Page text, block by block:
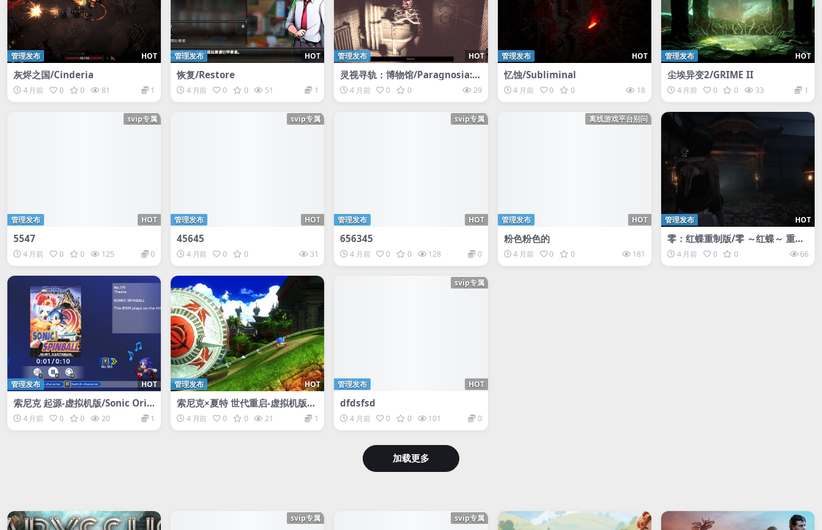
HOT
管理发布
灰烬之国/Cinderia
4 月前 0 0 81 1
HOT
管理发布
恢复/Restore
4 月前 0 0 51 1
HOT
管理发布
灵视寻轨：博物馆/Paragnosia:
Museum
4 月前 0 0 29
HOT
管理发布
忆蚀/Subliminal
4 月前 0 0 18
HOT
管理发布
尘埃异变2/GRIME II
4 月前 0 0 33 1
svip专属
HOT
管理发布
5547
4 月前 0 0 125 0
svip专属
HOT
管理发布
45645
4 月前 0 0 31
svip专属
HOT
管理发布
656345
4 月前 0 0 128 0
离线游戏平台别问
HOT
管理发布
粉色粉色的
4 月前 0 0 181
HOT
管理发布
零：红蝶重制版/零 ～红蝶～ 重制
版/FATAL FRAME II: Crimson B
utterfly REMAKE
4 月前 0 0 66
HOT
管理发布
索尼克 起源-虚拟机版/Sonic Orig
ins HYPERVISOR
4 月前 0 0 20 1
HOT
管理发布
索尼克×夏特 世代重启-虚拟机版/S
ONIC X SHADOW GENERATION
S HYPERVISOR
4 月前 0 0 21 1
svip专属
HOT
管理发布
dfdsfsd
4 月前 0 0 101 0
加载更多
svip专属 svip专属